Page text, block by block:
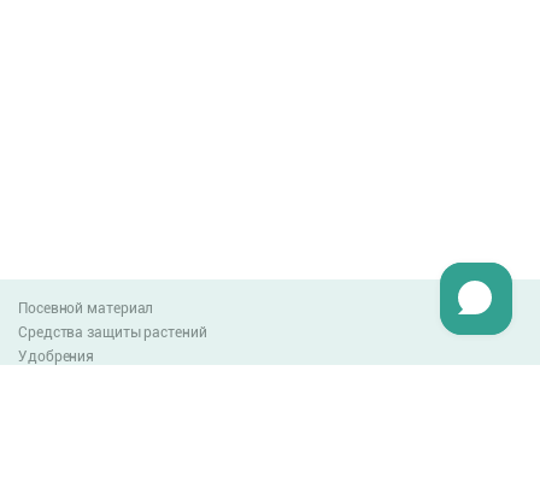
Посевной материал
Средства защиты растений
Удобрения